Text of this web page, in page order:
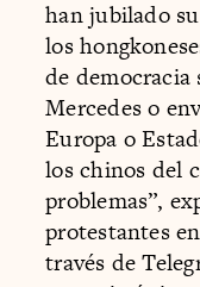
han jubilado
los
de
Mercedes o
Europa o
los chinos del
problemas”,
protestantes
través de